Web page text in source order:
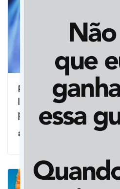
Produzidas, lives dos
lucram e causam
pandemia